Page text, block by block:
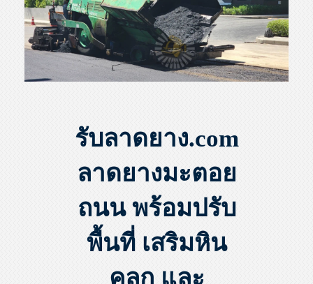
รับลาดยาง.com
ลาดยางมะตอย
ถนน พร้อมปรับ
พื้นที่ เสริมหิน
คลุก และ